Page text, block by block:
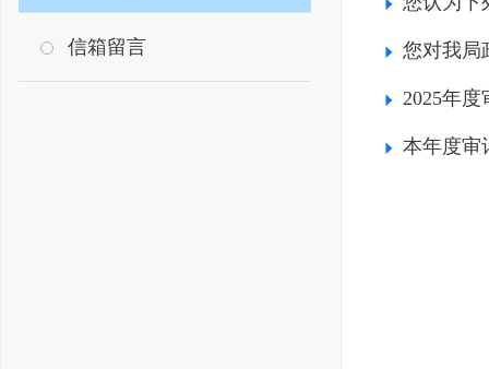
信箱留言 您对我局
2025年
本年度审